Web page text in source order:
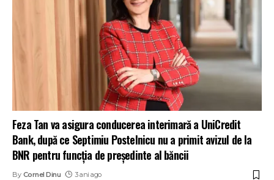
Feza Tan va asigura conducerea interimară a UniCredit
Bank, după ce Septimiu Postelnicu nu a primit avizul de la
BNR pentru funcția de președinte al băncii
By Cornel Dinu 3 ani ago